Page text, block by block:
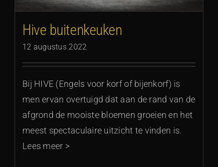
Hive buitenkeuken
12 augustus 2022
Bij HIVE (Engels voor korf of bijenkorf) is
men ervan overtuigd dat aan de rand van de
afgrond de mooiste bloemen groeien en het
meest spectaculaire uitzicht te vinden is.
Lees meer >